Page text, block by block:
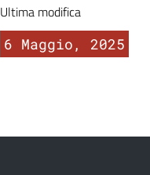
Ultima modifica
6 Maggio, 2025